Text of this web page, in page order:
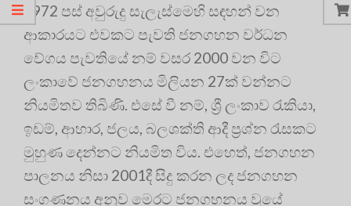
1972 පස් අවුරුදු සැලැස්මෙහි සඳහන් වන
ආකාරයට එවකට පැවති ජනගහන වර්ධන
වේගය පැවතියේ නම් වසර 2000 වන විට
ලංකාවේ ජනගහනය මිලියන 27ක් වන්නට
නියමිතව තිබිණි. එසේ වී නම්, ශ්‍රී ලංකාව රැකියා,
ඉඩම්, ආහාර, ජලය, බලශක්ති ආදී ප්‍ර‍ශ්න රැසකට
මුහුණ දෙන්නට නියමිත විය. එහෙත්, ජනගහන
පාලනය නිසා 2001දී සිදු කරන ලද ජනගහන
සංගණනය අනුව මෙරට ජනගහනය වූයේ